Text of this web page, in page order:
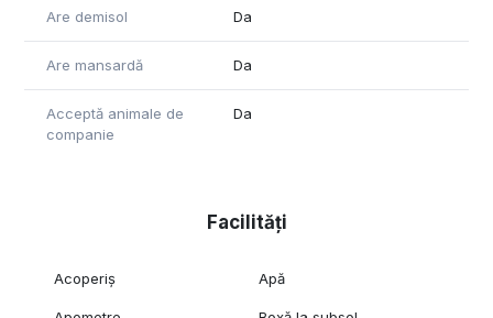
Are demisol Da
Are mansardă Da
Acceptă animale de
companie
Da
Facilități
Acoperiș Apă